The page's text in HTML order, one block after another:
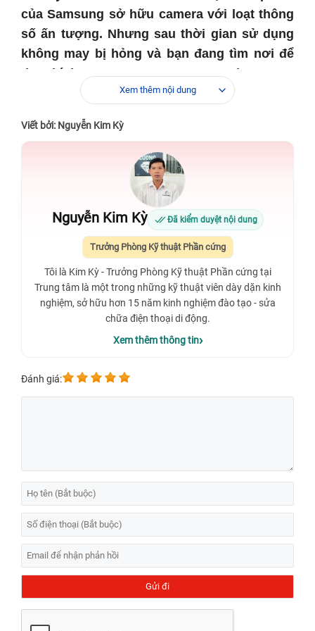
của Samsung sở hữu camera với loạt thông
số ấn tượng. Nhưng sau thời gian sử dụng
không may bị hỏng và bạn đang tìm nơi để
thay kính camera sau Samsung Galaxy Note
10 Plus N975 để khắc phục sự cố.
Nơi đâu thay kính camera sau Samsung
Galaxy Note 10 Plus N975 uy tín, chất lượng
tại Thành phố Hồ Chí Minh?
Xem thêm nội dung
Viết bởi: Nguyễn Kim Kỳ
Nguyễn Kim Kỳ Đã kiểm duyệt nội dung
Trưởng Phòng Kỹ thuật Phần cứng
Tôi là Kim Kỳ - Trưởng Phòng Kỹ thuật Phần cứng tại
Trung tâm là một trong những kỹ thuật viên dày dặn kinh
nghiệm, sở hữu hơn 15 năm kinh nghiệm đào tạo - sửa
chữa điện thoại di động.
Xem thêm thông tin
Đánh giá: